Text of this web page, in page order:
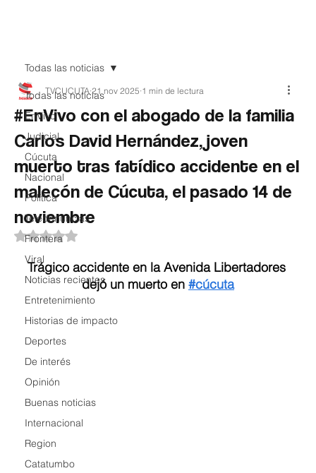
Todas las noticias
EnVivo
Judicial
Cúcuta
Nacional
Política
Teledenuncias
Frontera
Viral
Noticias recientes
Entretenimiento
Historias de impacto
Deportes
De interés
Opinión
Buenas noticias
Internacional
Region
Catatumbo
Todas las noticias
#EnVivo con el abogado de la familia
Carlos David Hernández, joven
muerto tras fatídico accidente en el
malecón de Cúcuta, el pasado 14 de
noviembre
TVCUCUTA 21 nov 2025 1 min de lectura
Obtuvo NaN de 5 estrellas.
Trágico accidente en la Avenida Libertadores
dejó un muerto en #cúcuta